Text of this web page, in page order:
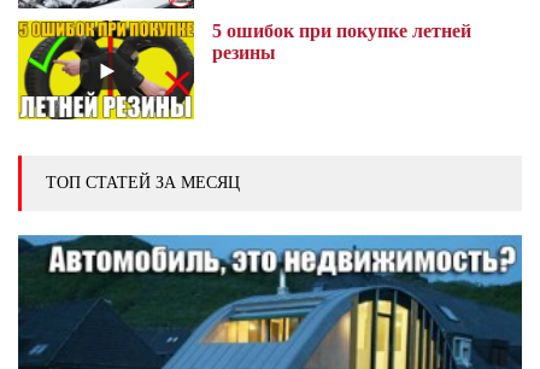
5 ошибок при покупке летней
резины
ТОП СТАТЕЙ ЗА МЕСЯЦ